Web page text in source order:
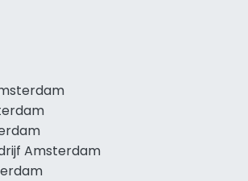
Amsterdam